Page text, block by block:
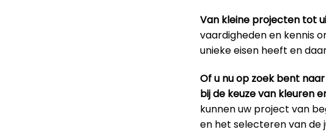
Van kleine projecten tot
vaardigheden en kennis
unieke eisen heeft en
Of u nu op zoek bent
bij de keuze van kleuren
kunnen uw project van
en het selecteren van de